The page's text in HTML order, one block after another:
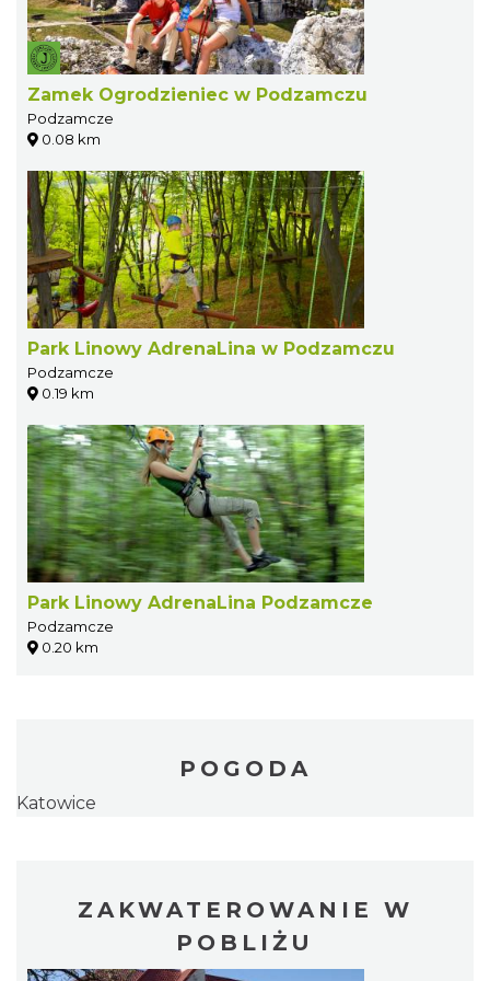
Zamek Ogrodzieniec w Podzamczu
Podzamcze
0.08 km
Park Linowy AdrenaLina w Podzamczu
Podzamcze
0.19 km
Park Linowy AdrenaLina Podzamcze
Podzamcze
0.20 km
POGODA
Katowice
ZAKWATEROWANIE W
POBLIŻU